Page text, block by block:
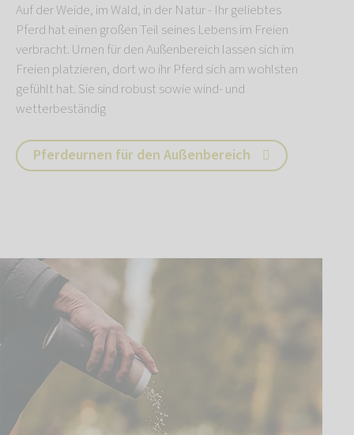
Auf der Weide, im Wald, in der Natur - Ihr geliebtes
Pferd hat einen großen Teil seines Lebens im Freien
verbracht. Urnen für den Außenbereich lassen sich im
Freien platzieren, dort wo ihr Pferd sich am wohlsten
gefühlt hat. Sie sind robust sowie wind- und
wetterbeständig
Pferdeurnen für den Außenbereich